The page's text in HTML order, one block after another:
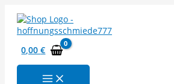
Inhalt
springen
0,00€